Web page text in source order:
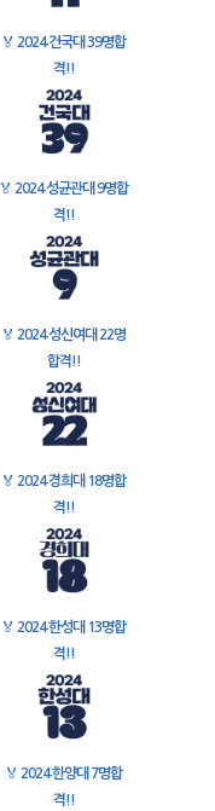
🏅 2024 건국대 39명합
격!!
🏅 2024 성균관대 9명합
격!!
🏅 2024 성신여대 22명
합격!!
🏅 2024 경희대 18명합
격!!
🏅 2024 한성대 13명합
격!!
🏅 2024 한양대 7명합
격!!